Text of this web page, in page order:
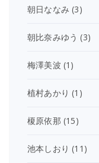
朝日ななみ (3)
朝比奈みゆう (3)
梅澤美波 (1)
植村あかり (1)
榎原依那 (15)
池本しおり (11)